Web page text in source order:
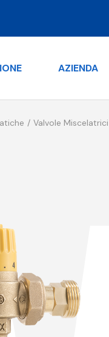
AZIENDA
Valvole